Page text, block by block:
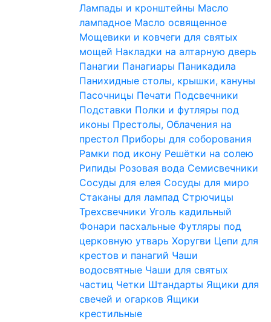
Лампады и кронштейны Масло
лампадное Масло освященное
Мощевики и ковчеги для святых
мощей Накладки на алтарную дверь
Панагии Панагиары Паникадила
Панихидные столы, крышки, кануны
Пасочницы Печати Подсвечники
Подставки Полки и футляры под
иконы Престолы, Облачения на
престол Приборы для соборования
Рамки под икону Решётки на солею
Рипиды Розовая вода Семисвечники
Сосуды для елея Сосуды для миро
Стаканы для лампад Стрючицы
Трехсвечники Уголь кадильный
Фонари пасхальные Футляры под
церковную утварь Хоругви Цепи для
крестов и панагий Чаши
водосвятные Чаши для святых
частиц Четки Штандарты Ящики для
свечей и огарков Ящики
крестильные